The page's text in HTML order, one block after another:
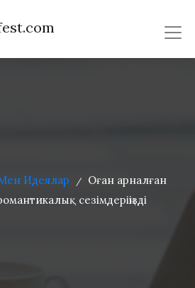
Мен Идеялар /
Оған арналған
сезімдеріңізді